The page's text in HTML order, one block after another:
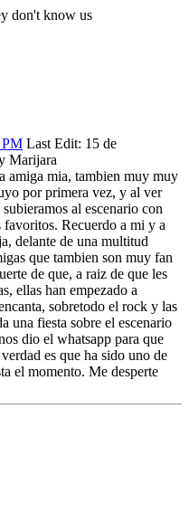
don't know us
PM Last Edit: 15 de
Marijara
amiga mia, tambien muy muy
por primera vez, y al ver
al escenario con
favoritos. Recuerdo a mi y a
delante de una multitud
que tambien son muy fan
de que, a raiz de que les
ellas han empezado a
sobretodo el rock y las
una fiesta sobre el escenario
dio el whatsapp para que
es que ha sido uno de
el momento. Me desperte